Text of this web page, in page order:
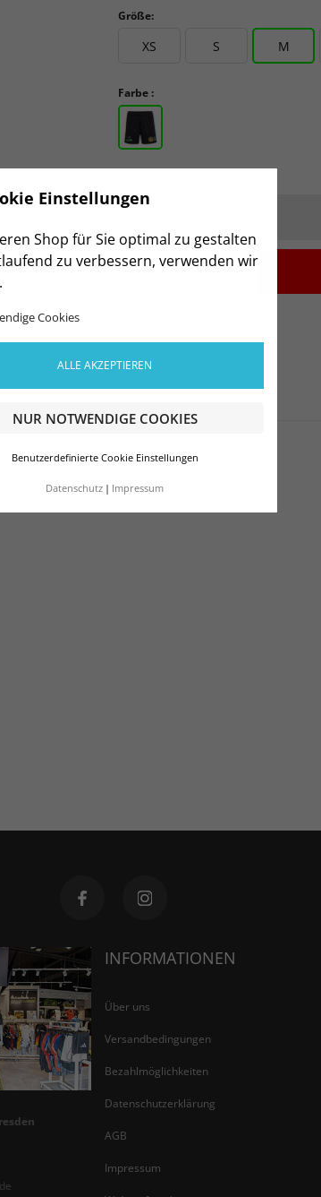
Einstellungen
Shop für Sie optimal zu gestalten
zu verbessern, verwenden wir
Cookies
ALLE AKZEPTIEREN
NUR NOTWENDIGE COOKIES
Benutzerdefinierte Cookie Einstellungen
Datenschutz Impressum
Größe:
XS S M
Farbe :
- +
INFORMATIONEN
Über uns
Versandbedingungen
Bezahlmöglichkeiten
Datenschutzerklärung
AGB
Impressum